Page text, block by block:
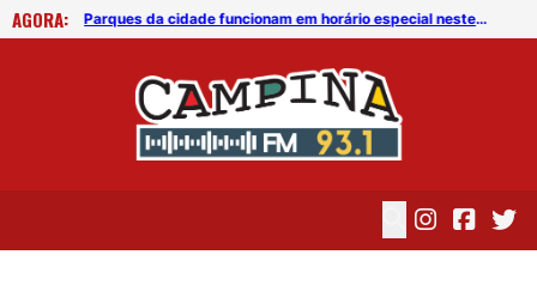
AGORA:
Confira a programação dos eventos religiosos do Carnaval da Paz 2024 em CG Parques da cidade funcionam em horário especial neste Carnaval